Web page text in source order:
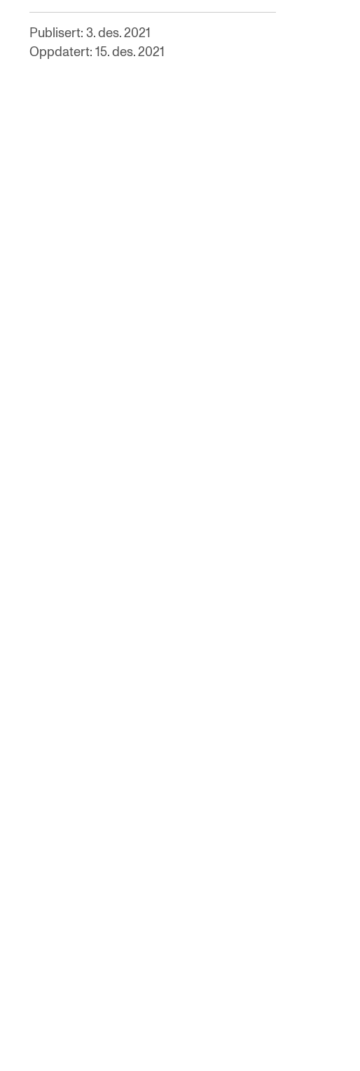
Publisert: 3. des. 2021
Oppdatert: 15. des. 2021